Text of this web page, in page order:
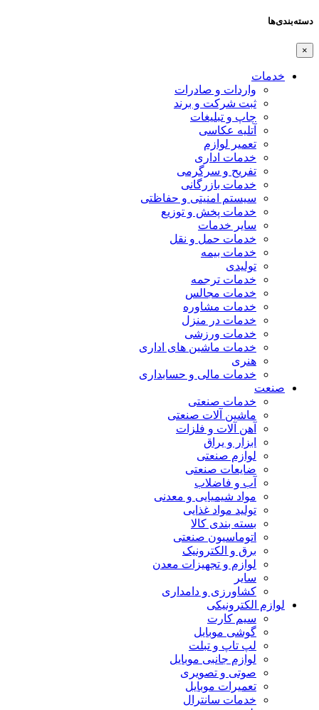
دسته‌بندی‌ها
×
خدمات
واردات و صادرات
ثبت شرکت و برند
چاپ و تبلیغات
آتلیه عکاسی
تعمیر لوازم
خدمات اداری
تفریح و سرگرمی
خدمات بازرگانی
سیستم امنیتی و حفاظتی
خدمات پخش و توزیع
سایر خدمات
خدمات حمل و نقل
خدمات بیمه
تولیدی
خدمات ترجمه
خدمات مجالس
خدمات مشاوره
خدمات در منزل
خدمات ورزشی
خدمات ماشین های اداری
هنری
خدمات مالی و حسابداری
صنعت
خدمات صنعتی
ماشین آلات صنعتی
آهن آلات و فلزات
ابزار و یراق
لوازم صنعتی
ضایعات صنعتی
آب و فاضلاب
مواد شیمیایی و معدنی
تولید مواد غذایی
بسته بندی کالا
اتوماسیون صنعتی
برق و الکترونیک
لوازم و تجهیزات معدن
سایر
کشاورزی و دامداری
لوازم الکترونیکی
سیم کارت
گوشی موبایل
لپ تاپ و تبلت
لوازم جانبی موبایل
صوتی و تصویری
تعمیرات موبایل
خدمات سانترال